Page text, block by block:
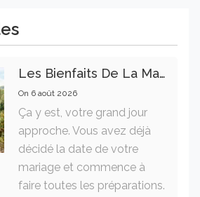
Les Bienfaits De La Marche Sur La Santé Physique Et Mentale
On 6 août 2026
Ça y est, votre grand jour
approche. Vous avez déjà
décidé la date de votre
mariage et commence à
faire toutes les préparations.